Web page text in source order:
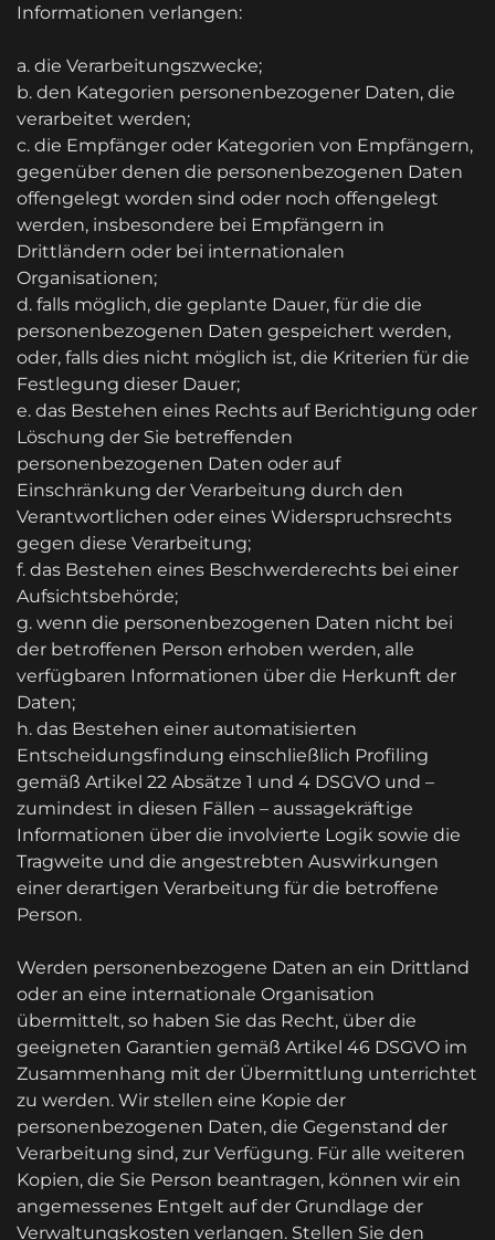
Informationen verlangen:
a. die Verarbeitungszwecke;
b. den Kategorien personenbezogener Daten, die
verarbeitet werden;
c. die Empfänger oder Kategorien von Empfängern,
gegenüber denen die personenbezogenen Daten
offengelegt worden sind oder noch offengelegt
werden, insbesondere bei Empfängern in
Drittländern oder bei internationalen
Organisationen;
d. falls möglich, die geplante Dauer, für die die
personenbezogenen Daten gespeichert werden,
oder, falls dies nicht möglich ist, die Kriterien für die
Festlegung dieser Dauer;
e. das Bestehen eines Rechts auf Berichtigung oder
Löschung der Sie betreffenden
personenbezogenen Daten oder auf
Einschränkung der Verarbeitung durch den
Verantwortlichen oder eines Widerspruchsrechts
gegen diese Verarbeitung;
f. das Bestehen eines Beschwerderechts bei einer
Aufsichtsbehörde;
g. wenn die personenbezogenen Daten nicht bei
der betroffenen Person erhoben werden, alle
verfügbaren Informationen über die Herkunft der
Daten;
h. das Bestehen einer automatisierten
Entscheidungsfindung einschließlich Profiling
gemäß Artikel 22 Absätze 1 und 4 DSGVO und –
zumindest in diesen Fällen – aussagekräftige
Informationen über die involvierte Logik sowie die
Tragweite und die angestrebten Auswirkungen
einer derartigen Verarbeitung für die betroffene
Person.
Werden personenbezogene Daten an ein Drittland
oder an eine internationale Organisation
übermittelt, so haben Sie das Recht, über die
geeigneten Garantien gemäß Artikel 46 DSGVO im
Zusammenhang mit der Übermittlung unterrichtet
zu werden. Wir stellen eine Kopie der
personenbezogenen Daten, die Gegenstand der
Verarbeitung sind, zur Verfügung. Für alle weiteren
Kopien, die Sie Person beantragen, können wir ein
angemessenes Entgelt auf der Grundlage der
Verwaltungskosten verlangen. Stellen Sie den